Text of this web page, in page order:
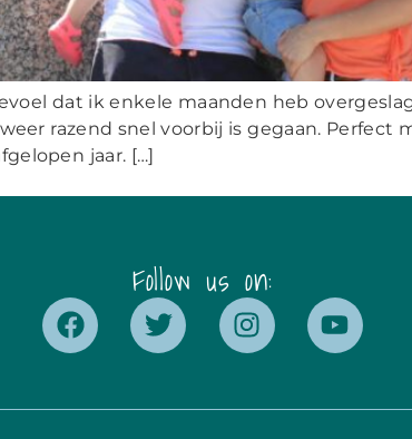
dat ik enkele maanden heb
razend snel voorbij is gegaan.
jaar. […]
Follow us on: